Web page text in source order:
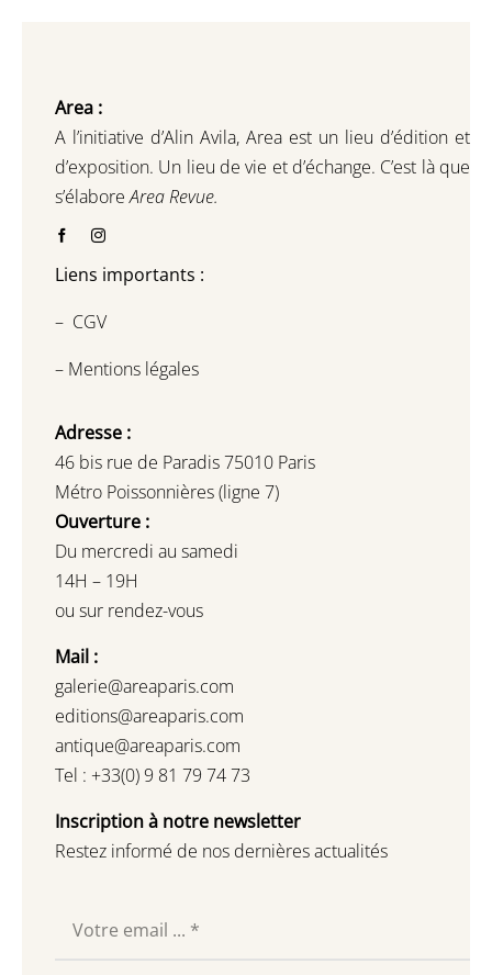
Area :
A l’initiative d’Alin Avila, Area est un lieu d’édition et
d’exposition. Un lieu de vie et d’échange. C’est là que
s’élaboreArea Revue.
Liens importants :
– CGV
– Mentions légales
Adresse :
46 bis rue de Paradis 75010 Paris
Métro Poissonnières (ligne 7)
Ouverture :
Du mercredi au samedi
14H – 19H
ou sur rendez-vous
Mail :
galerie@areaparis.com
editions@areaparis.com
antique@areaparis.com
Tel : +33(0) 9 81 79 74 73
Inscription à notre newsletter
Restez informé de nos dernières actualités